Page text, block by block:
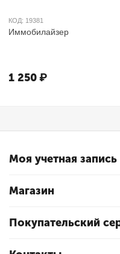
КОД: 19381
Иммобилайзер
1 250₽
Моя учетная запись
Магазин
Покупательский